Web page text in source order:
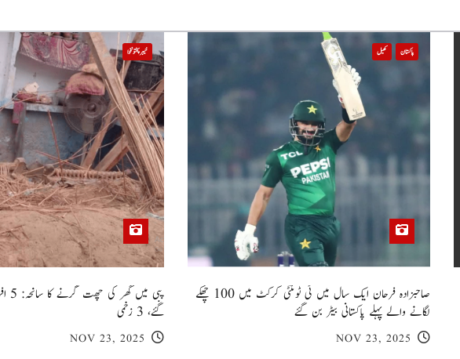
پاکستان کھیل
صاحبزادہ فرحان ایک سال میں ٹی ٹوئنٹی کرکٹ میں 100 چھکے
لگانے والے پہلے پاکستانی بیٹر بن گئے
NOV 23, 2025
خیبر پختونخوا
گئے، 3 زخمی
NOV 23, 2025